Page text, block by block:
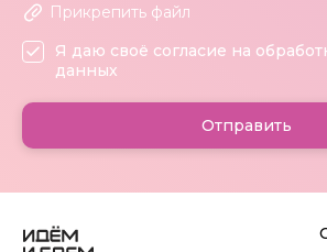
Прикрепить файл
Я даю своё согласие на
данных
Отправить